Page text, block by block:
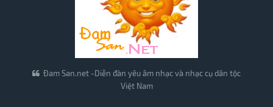
Đam San.net -Diễn đàn yêu âm nhạc và nhạc cụ dân tộc
Việt Nam